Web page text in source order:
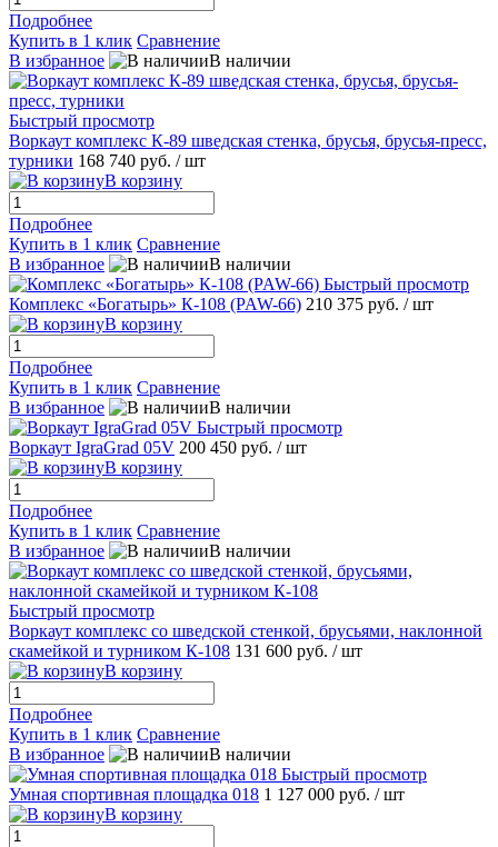
Подробнее
Купить в 1 клик Сравнение
В избранное
В наличии
Быстрый просмотр
Воркаут комплекс К-89 шведская стенка, брусья, брусья-пресс,
турники 168 740 руб. / шт
В корзину
Подробнее
Купить в 1 клик Сравнение
В избранное
В наличии
Быстрый просмотр
Комплекс «Богатырь» К-108 (PAW-66) 210 375 руб. / шт
В корзину
Подробнее
Купить в 1 клик Сравнение
В избранное
В наличии
Быстрый просмотр
Воркаут IgraGrad 05V 200 450 руб. / шт
В корзину
Подробнее
Купить в 1 клик Сравнение
В избранное
В наличии
Быстрый просмотр
Воркаут комплекс со шведской стенкой, брусьями, наклонной
скамейкой и турником К-108 131 600 руб. / шт
В корзину
Подробнее
Купить в 1 клик Сравнение
В избранное
В наличии
Быстрый просмотр
Умная спортивная площадка 018 1 127 000 руб. / шт
В корзину